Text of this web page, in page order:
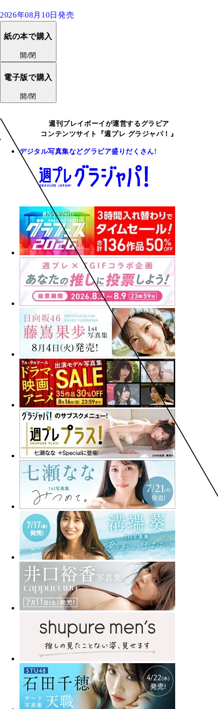
2026年08月10日発売
紙の本で購入
開/閉
電子版で購入
開/閉
週刊プレイボーイが運営するグラビア
コンテンツサイト『週プレ グラジャパ！』
デジタル写真集などグラビア盛りだくさん!